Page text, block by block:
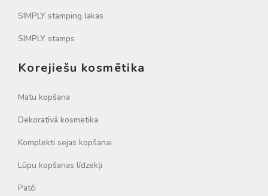
SIMPLY stamping lakas
SIMPLY stamps
Korejiešu kosmētika
Matu kopšana
Dekoratīvā kosmetika
Komplekti sejas kopšanai
Lūpu kopšanas līdzekļi
Patči